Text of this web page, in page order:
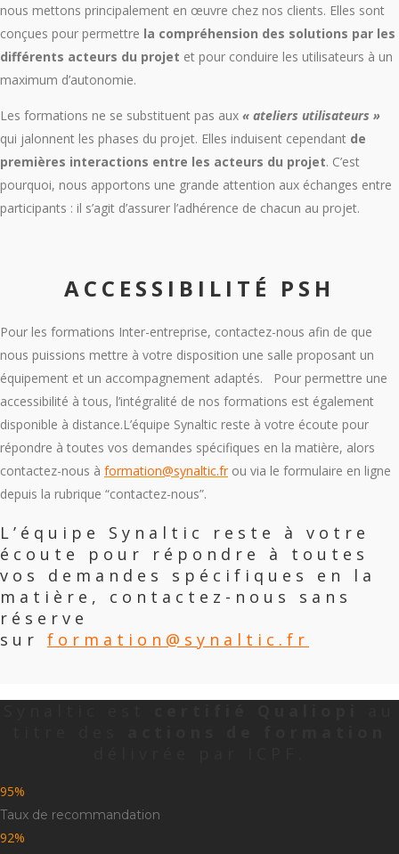
nous mettons principalement en œuvre chez nos clients. Elles sont
conçues pour permettre la compréhension des solutions par les
différents acteurs du projet et pour conduire les utilisateurs à un
maximum d’autonomie.
Les formations ne se substituent pas aux « ateliers utilisateurs »
qui jalonnent les phases du projet. Elles induisent cependant de
premières interactions entre les acteurs du projet. C’est
pourquoi, nous apportons une grande attention aux échanges entre
participants : il s’agit d’assurer l’adhérence de chacun au projet.
ACCESSIBILITÉ PSH
Pour les formations Inter-entreprise, contactez-nous afin de que
nous puissions mettre à votre disposition une salle proposant un
équipement et un accompagnement adaptés.
Pour permettre une
accessibilité à tous, l’intégralité de nos formations est également
disponible à distance.L’équipe Synaltic reste à votre écoute pour
répondre à toutes vos demandes spécifiques en la matière, alors
contactez-nous à formation@synaltic.frou via le formulaire en ligne
depuis la rubrique “contactez-nous”.
L’équipe Synaltic reste à votre
écoute pour répondre à toutes
vos demandes spécifiques en la
matière, contactez-nous sans
réserve
sur formation@synaltic.fr
95
Taux de recommandation
92